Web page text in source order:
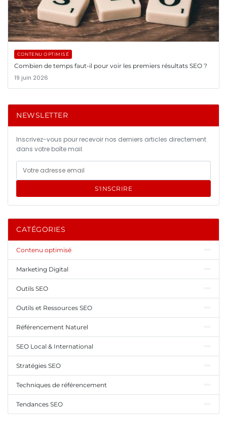
CONTENU OPTIMISÉ
Combien de temps faut-il pour voir les premiers résultats SEO ?
19 juin 2026
NEWSLETTER
Inscrivez-vous pour recevoir nos derniers articles directement
dans votre boîte mail.
S'INSCRIRE
CATÉGORIES
Contenu optimisé
Marketing Digital
Outils SEO
Outils et Ressources SEO
Référencement Naturel
SEO Local & International
Stratégies SEO
Techniques de référencement
Tendances SEO